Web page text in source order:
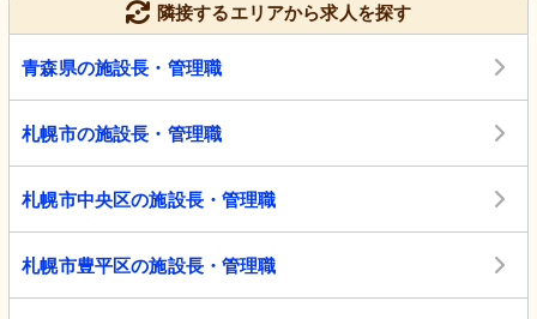
隣接するエリアから求人を探す
青森県の施設長・管理職
札幌市の施設長・管理職
札幌市中央区の施設長・管理職
札幌市豊平区の施設長・管理職